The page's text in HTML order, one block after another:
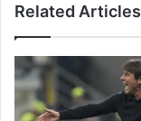
Related Articles